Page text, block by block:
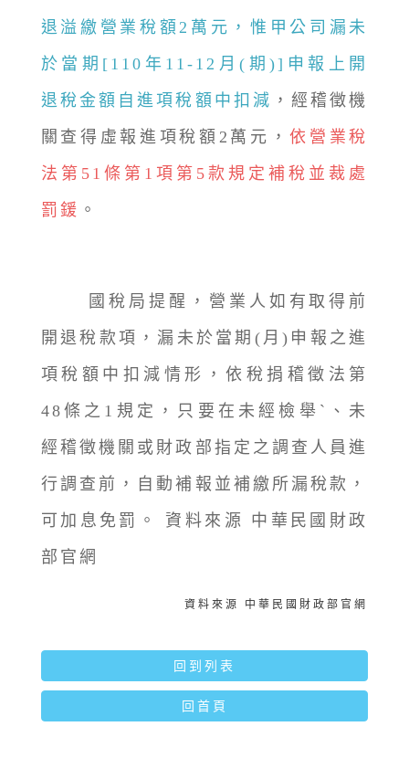
退溢繳營業稅額2萬元，惟甲公司漏未
於當期[110年11-12月(期)]申報上開
退稅金額自進項稅額中扣減 ，經稽徵機
關查得虛報進項稅額2萬元，依營業稅
法第51條第1項第5款規定補稅並裁處
罰鍰 。
國稅局提醒，營業人如有取得前
開退稅款項，漏未於當期(月)申報之進
項稅額中扣減情形，依稅捐稽徵法第
48條之1規定，只要在未經檢舉`、未
經稽徵機關或財政部指定之調查人員進
行調查前，自動補報並補繳所漏稅款，
可加息免罰。 資料來源 中華民國財政
部官網
資料來源 中華民國財政部官網
回到列表
回首頁